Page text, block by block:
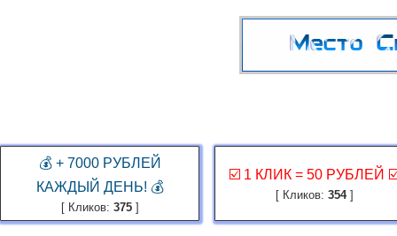
💰 + 7000 РУБЛЕЙ
КАЖДЫЙ ДЕНЬ! 💰
[ Кликов: 375]
☑️ 1 КЛИК = 50 РУБЛЕЙ
[ Кликов: 354]